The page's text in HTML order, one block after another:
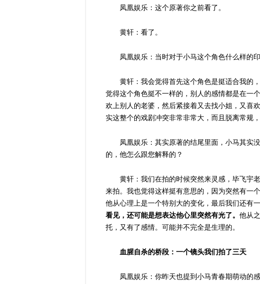
凤凰娱乐：这个原著你之前看了。
黄轩：看了。
凤凰娱乐：当时对于小马这个角色什么样的
黄轩：我会觉得首先这个角色是挺适合我的
觉得这个角色挺不一样的，别人的感情都是在一
欢上别人的老婆，然后紧接着又去找小姐，又喜
实这整个的戏剧冲突非常非常大，而且脱离常规
凤凰娱乐：其实原著的结尾里面，小马其实
的，他怎么跟您解释的？
黄轩：我们在拍的时候突然来灵感，毕飞宇
来拍。我也觉得这样挺有意思的，因为突然有一
他从心理上是一个特别大的变化，最后我们还有
看见，还可能是想表达他心里突然有光了。 他从
托，又有了感情。可能并不完全是生理的。
血腥自杀的桥段：一个镜头我们拍了三天
凤凰娱乐：你昨天也提到小马青春期萌动的